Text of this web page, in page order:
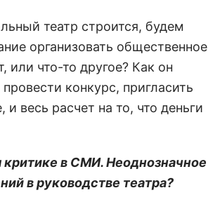
театр строится, будем
организовать общественное
или что-то другое? Как он
конкурс, пригласить
весь расчет на то, что деньги
в СМИ. Неоднозначное
в руководстве театра?